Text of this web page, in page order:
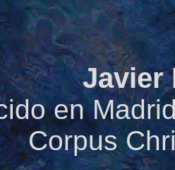
Javier
en
Corpus